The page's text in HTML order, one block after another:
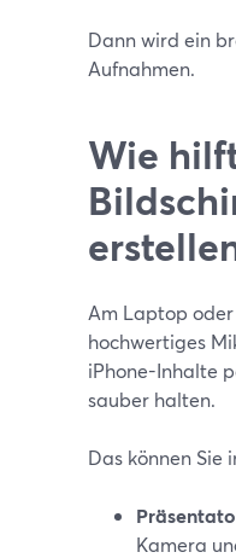
Dann wird ein
Aufnahmen.
Wie
Am Laptop
hochwertiges
iPhone-Inhalte
sauber halten.
Das können Sie
Kamera